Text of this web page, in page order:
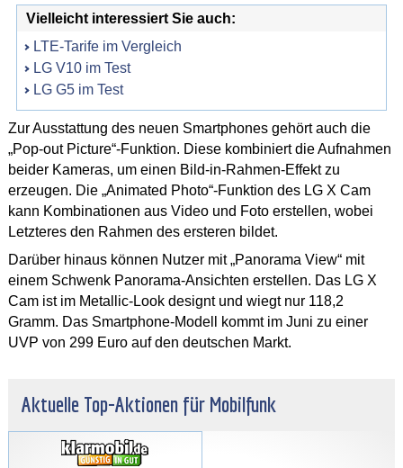
Vielleicht interessiert Sie auch:
LTE-Tarife im Vergleich
LG V10 im Test
LG G5 im Test
Zur Ausstattung des neuen Smartphones gehört auch die
„Pop-out Picture“-Funktion. Diese kombiniert die Aufnahmen
beider Kameras, um einen Bild-in-Rahmen-Effekt zu
erzeugen. Die „Animated Photo“-Funktion des LG X Cam
kann Kombinationen aus Video und Foto erstellen, wobei
Letzteres den Rahmen des ersteren bildet.
Darüber hinaus können Nutzer mit „Panorama View“ mit
einem Schwenk Panorama-Ansichten erstellen. Das LG X
Cam ist im Metallic-Look designt und wiegt nur 118,2
Gramm. Das Smartphone-Modell kommt im Juni zu einer
UVP von 299 Euro auf den deutschen Markt.
Aktuelle Top-Aktionen für Mobilfunk